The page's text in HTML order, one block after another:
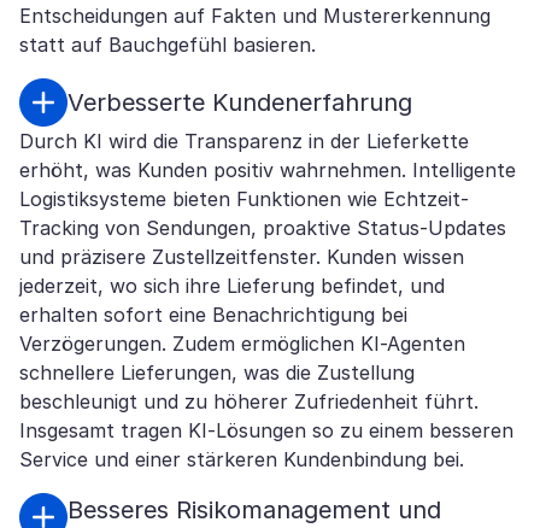
Entscheidungen auf Fakten und Mustererkennung
statt auf Bauchgefühl basieren.
Verbesserte Kundenerfahrung
Durch KI wird die Transparenz in der Lieferkette
erhöht, was Kunden positiv wahrnehmen. Intelligente
Logistiksysteme bieten Funktionen wie Echtzeit-
Tracking von Sendungen, proaktive Status-Updates
und präzisere Zustellzeitfenster. Kunden wissen
jederzeit, wo sich ihre Lieferung befindet, und
erhalten sofort eine Benachrichtigung bei
Verzögerungen. Zudem ermöglichen KI-Agenten
schnellere Lieferungen, was die Zustellung
beschleunigt und zu höherer Zufriedenheit führt.
Insgesamt tragen KI-Lösungen so zu einem besseren
Service und einer stärkeren Kundenbindung bei.
Besseres Risikomanagement und